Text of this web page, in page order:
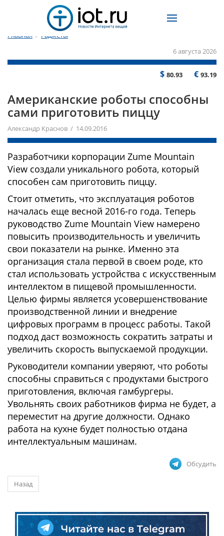
Главная / Гаджеты
6 августа 2026
$ 80.93 € 93.19
Американские роботы способны
сами приготовить пиццу
Александр Краснов / 14.09.2016
Разработчики корпорации Zume Mountain
View создали уникального робота, который
способен сам приготовить пиццу.
Стоит отметить, что эксплуатация роботов
началась еще весной 2016-го года. Теперь
руководство Zume Mountain View намерено
повысить производительность и увеличить
свои показатели на рынке. Именно эта
организация стала первой в своем роде, кто
стал использовать устройства с искусственным
интеллектом в пищевой промышленности.
Целью фирмы является усовершенствование
производственной линии и внедрение
цифровых программ в процесс работы. Такой
подход даст возможность сократить затраты и
увеличить скорость выпускаемой продукции.
Руководители компании уверяют, что роботы
способны справиться с продуктами быстрого
приготовления, включая гамбургеры.
Увольнять своих работников фирма не будет, а
переместит на другие должности. Однако
работа на кухне будет полностью отдана
интеллектуальным машинам.
Обсудить
Назад